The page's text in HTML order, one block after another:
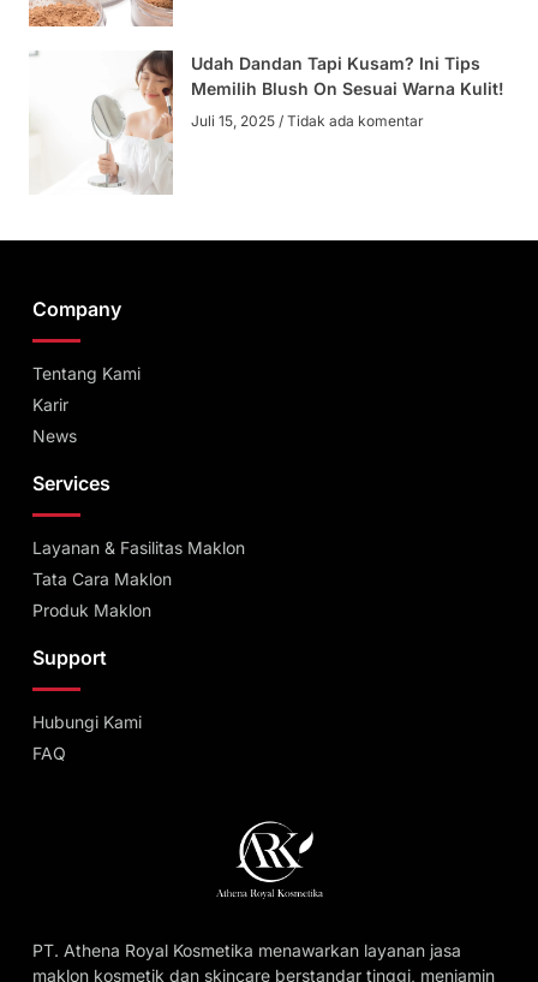
Udah Dandan Tapi Kusam? Ini Tips
Memilih Blush On Sesuai Warna Kulit!
Juli 15, 2025 Tidak ada komentar
Company
Tentang Kami
Karir
News
Services
Layanan & Fasilitas Maklon
Tata Cara Maklon
Produk Maklon
Support
Hubungi Kami
FAQ
PT. Athena Royal Kosmetika menawarkan layanan jasa
maklon kosmetik dan skincare berstandar tinggi, menjamin